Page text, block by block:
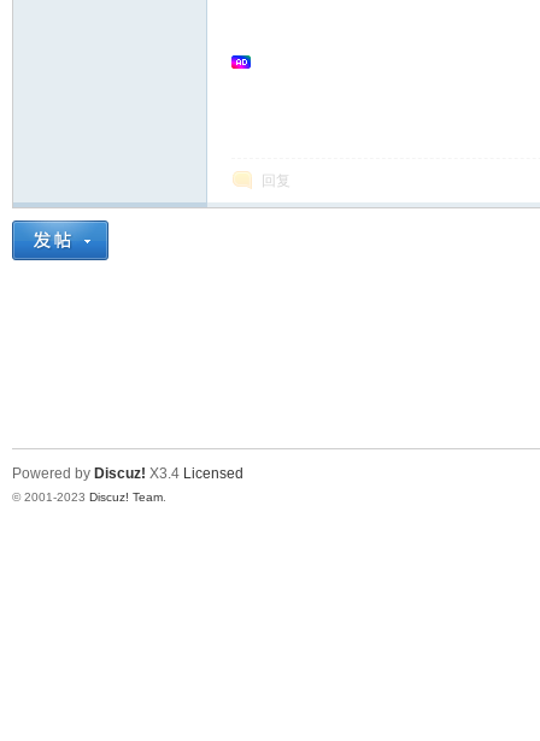
回复
Powered by Discuz! X3.4 Licensed
© 2001-2023 Discuz! Team